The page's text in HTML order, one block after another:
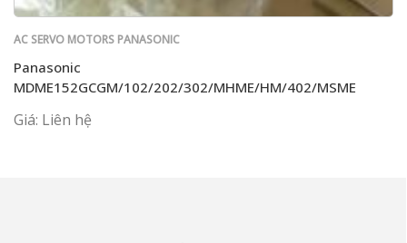
AC SERVO MOTORS PANASONIC
Panasonic
MDME152GCGM/102/202/302/MHME/HM/402/MSME
Giá: Liên hệ